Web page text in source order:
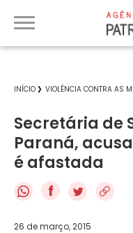
INÍCIO VIOLÊNCIA CONTRA AS
Secretária de
Paraná,
é afastada
f
26 de março, 2015